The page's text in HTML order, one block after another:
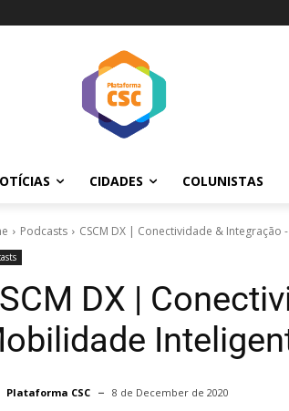
CIDADES COLUNISTAS
Podcasts CSCM DX | Conectividade &
DX |
Plataforma CSC 8 de December de 2020